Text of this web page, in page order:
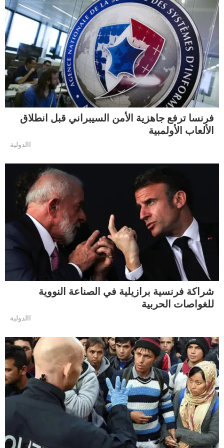
فرنسا ترفع جاهزية الأمن السيبراني قبل انطلاق
الألعاب الأولمبية
االدولية
شراكة فرنسية برازيلية في الصناعة النووية
للغواصات الحربية
االدولية